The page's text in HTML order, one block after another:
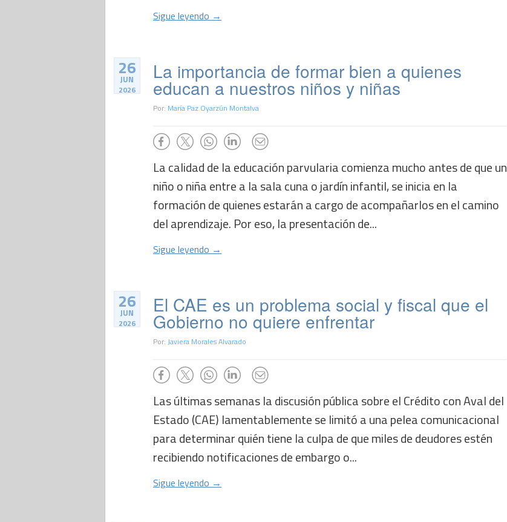
Sigue leyendo →
26
JUN
2026
La importancia de formar bien a quienes
educan a nuestros niños y niñas
Por: María Paz Oyarzún Montalva
La calidad de la educación parvularia comienza mucho antes de que un
niño o niña entre a la sala cuna o jardín infantil, se inicia en la
formación de quienes estarán a cargo de acompañarlos en el camino
del aprendizaje. Por eso, la presentación de...
Sigue leyendo →
26
JUN
2026
El CAE es un problema social y fiscal que el
Gobierno no quiere enfrentar
Por: Javiera Morales Alvarado
Las últimas semanas la discusión pública sobre el Crédito con Aval del
Estado (CAE) lamentablemente se limitó a una pelea comunicacional
para determinar quién tiene la culpa de que miles de deudores estén
recibiendo notificaciones de embargo o...
Sigue leyendo →